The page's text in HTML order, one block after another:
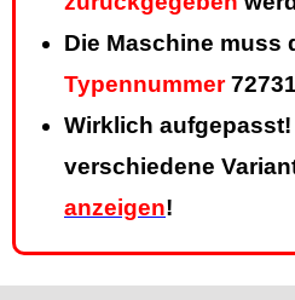
Die Maschine muss
Typennummer
Wirklich
verschiedene
anzeigen!